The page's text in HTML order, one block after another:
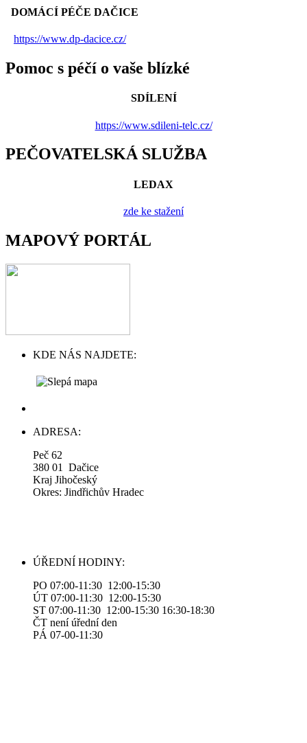
DOMÁCÍ PÉČE DAČICE
https://www.dp-dacice.cz/
Pomoc s péčí o vaše blízké
SDÍLENÍ
https://www.sdileni-telc.cz/
PEČOVATELSKÁ SLUŽBA
LEDAX
zde ke stažení
MAPOVÝ PORTÁL
KDE NÁS NAJDETE:
ADRESA:
Peč 62
380 01 Dačice
Kraj Jihočeský
Okres: Jindřichův Hradec
ÚŘEDNÍ HODINY:
PO 07:00-11:30 12:00-15:30
ÚT 07:00-11:30 12:00-15:30
ST 07:00-11:30 12:00-15:30 16:30-18:30
ČT není úřední den
PÁ 07-00-11:30